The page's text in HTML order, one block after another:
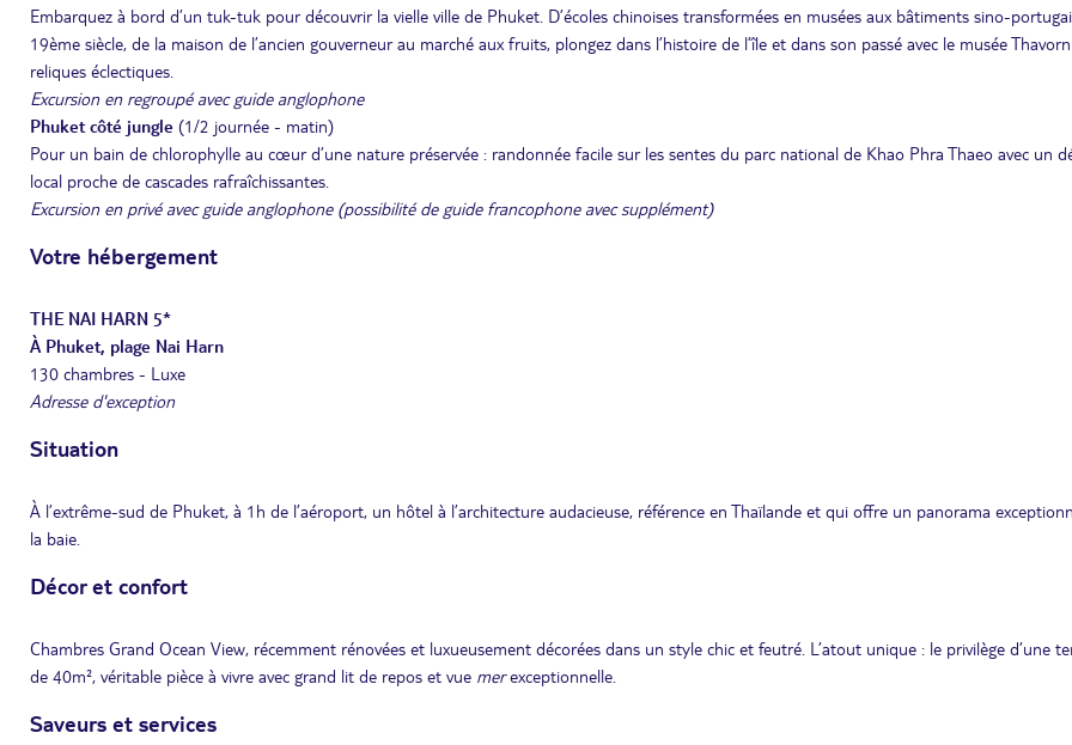
Embarquez à bord d’un tuk-tuk pour découvrir la vielle ville de Phuket. D’écoles chinoises transformées en musées aux bâtiments sino-
19ème siècle, de la maison de l’ancien gouverneur au marché aux fruits, plongez dans l’histoire de l’île et dans son passé avec le musée
reliques éclectiques.
Excursion en regroupé avec guide anglophone
Phuket côté jungle (1/2 journée - matin)
Pour un bain de chlorophylle au cœur d’une nature préservée : randonnée facile sur les sentes du parc national de Khao Phra Thaeo avec un
local proche de cascades rafraîchissantes.
Excursion en privé avec guide anglophone (possibilité de guide francophone avec supplément)
Votre hébergement
THE NAI HARN 5*
À Phuket, plage Nai Harn
130 chambres - Luxe
Adresse d'exception
Situation
À l’extrême-sud de Phuket, à 1h de l’aéroport, un hôtel à l’architecture audacieuse, référence en Thaïlande et qui offre un panorama
la baie.
Décor et confort
Chambres Grand Ocean View, récemment rénovées et luxueusement décorées dans un style chic et feutré. L’atout unique : le privilège d’une
de 40m², véritable pièce à vivre avec grand lit de repos et vue merexceptionnelle.
Saveurs et services